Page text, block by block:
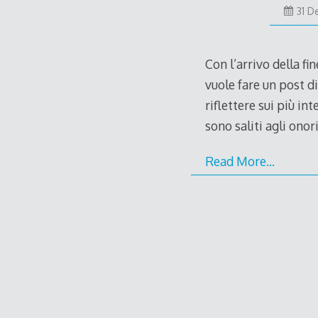
31
Con l’arrivo della
vuole fare un post
riflettere sui più
sono saliti agli
Read More…